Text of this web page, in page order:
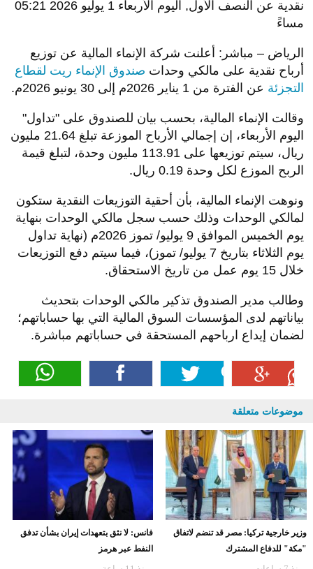
نقدية عن النصف الأول, اليوم الأربعاء 1 يوليو 2026 05:21
مساءً
الرياض – مباشر: أعلنت شركة الإنماء المالية عن توزيع
أرباح نقدية على مالكي وحدات صندوق الإنماء ريت لقطاع
التجزئة عن الفترة من 1 يناير 2026م إلى 30 يونيو 2026م.
وقالت الإنماء المالية، بحسب بيان للصندوق على "تداول"
اليوم الأربعاء، إن إجمالي الأرباح الموزعة تبلغ 21.64 مليون
ريال، سيتم توزيعها على 113.91 مليون وحدة، لتبلغ قيمة
الربح الموزع لكل وحدة 0.19 ريال.
ونوهت الإنماء المالية، بأن أحقية التوزيعات النقدية ستكون
لمالكي الوحدات وذلك حسب سجل مالكي الوحدات بنهاية
يوم الخميس الموافق 9 يوليو/ تموز 2026م (نهاية تداول
يوم الثلاثاء بتاريخ 7 يوليو/ تموز)، فيما سيتم دفع التوزيعات
خلال 15 يوم عمل من تاريخ الاستحقاق.
وطالب مدير الصندوق تذكير مالكي الوحدات بتحديث
بياناتهم لدى المؤسسات السوق المالية التي بها حساباتهم؛
لضمان إيداع ارباحهم المستحقة في حساباتهم مباشرة.
موضوعات متعلقة
وزير خارجية تركيا: مصر قد تنضم لاتفاق
"مكة" للدفاع المشترك
فانس: لا نثق بتعهدات إيران بشأن تدفق
النفط عبر هرمز